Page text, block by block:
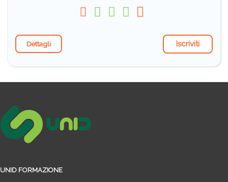
Dettagli Iscriviti
UNID FORMAZIONE